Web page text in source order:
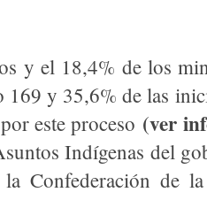
y el 18,4% de los
y 35,6% de las
este proceso (ver
Indígenas del
Confederación de